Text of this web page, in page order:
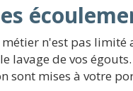
n'est pas limité
lavage de vos
sont mises à votre